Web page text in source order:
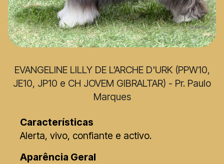
EVANGELINE LILLY DE L'ARCHE D'URK (PPW10,
JE10, JP10 e CH JOVEM GIBRALTAR) - Pr. Paulo
Marques
Características
Alerta, vivo, confiante e activo.
Aparência Geral